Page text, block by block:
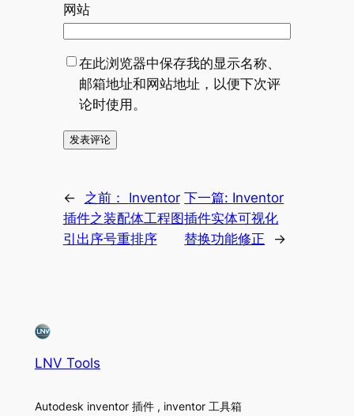
网站
在此浏览器中保存我的显示名称、
邮箱地址和网站地址，以便下次评
论时使用。
← 之前： Inventor
插件之装配体工程图
引出序号重排序
下一篇: Inventor
插件实体可视化
替换功能修正
→
LNV Tools
Autodesk inventor 插件 , inventor 工具箱